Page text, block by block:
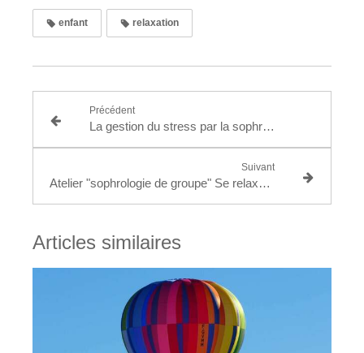
enfant relaxation
Précédent
La gestion du stress par la sophrologie
Suivant
Atelier "sophrologie de groupe" Se relaxer dans la nature
Articles similaires